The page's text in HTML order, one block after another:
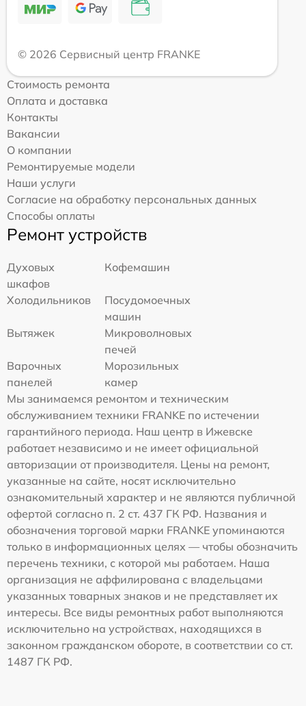
© 2026 Сервисный центр FRANKE
Стоимость ремонта
Оплата и доставка
Контакты
Вакансии
О компании
Ремонтируемые модели
Наши услуги
Согласие на обработку персональных данных
Способы оплаты
Ремонт устройств
Духовых
шкафов
Кофемашин
Холодильников
Посудомоечных
машин
Вытяжек
Микроволновых
печей
Варочных
панелей
Морозильных
камер
Мы занимаемся ремонтом и техническим
обслуживанием техники FRANKE по истечении
гарантийного периода. Наш центр в Ижевске
работает независимо и не имеет официальной
авторизации от производителя. Цены на ремонт,
указанные на сайте, носят исключительно
ознакомительный характер и не являются публичной
офертой согласно п. 2 ст. 437 ГК РФ. Названия и
обозначения торговой марки FRANKE упоминаются
только в информационных целях — чтобы обозначить
перечень техники, с которой мы работаем. Наша
организация не аффилирована с владельцами
указанных товарных знаков и не представляет их
интересы. Все виды ремонтных работ выполняются
исключительно на устройствах, находящихся в
законном гражданском обороте, в соответствии со ст.
1487 ГК РФ.